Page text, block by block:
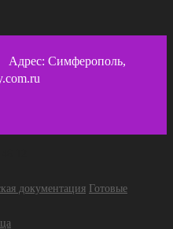
Адрес: Симферополь,
документация Готовые